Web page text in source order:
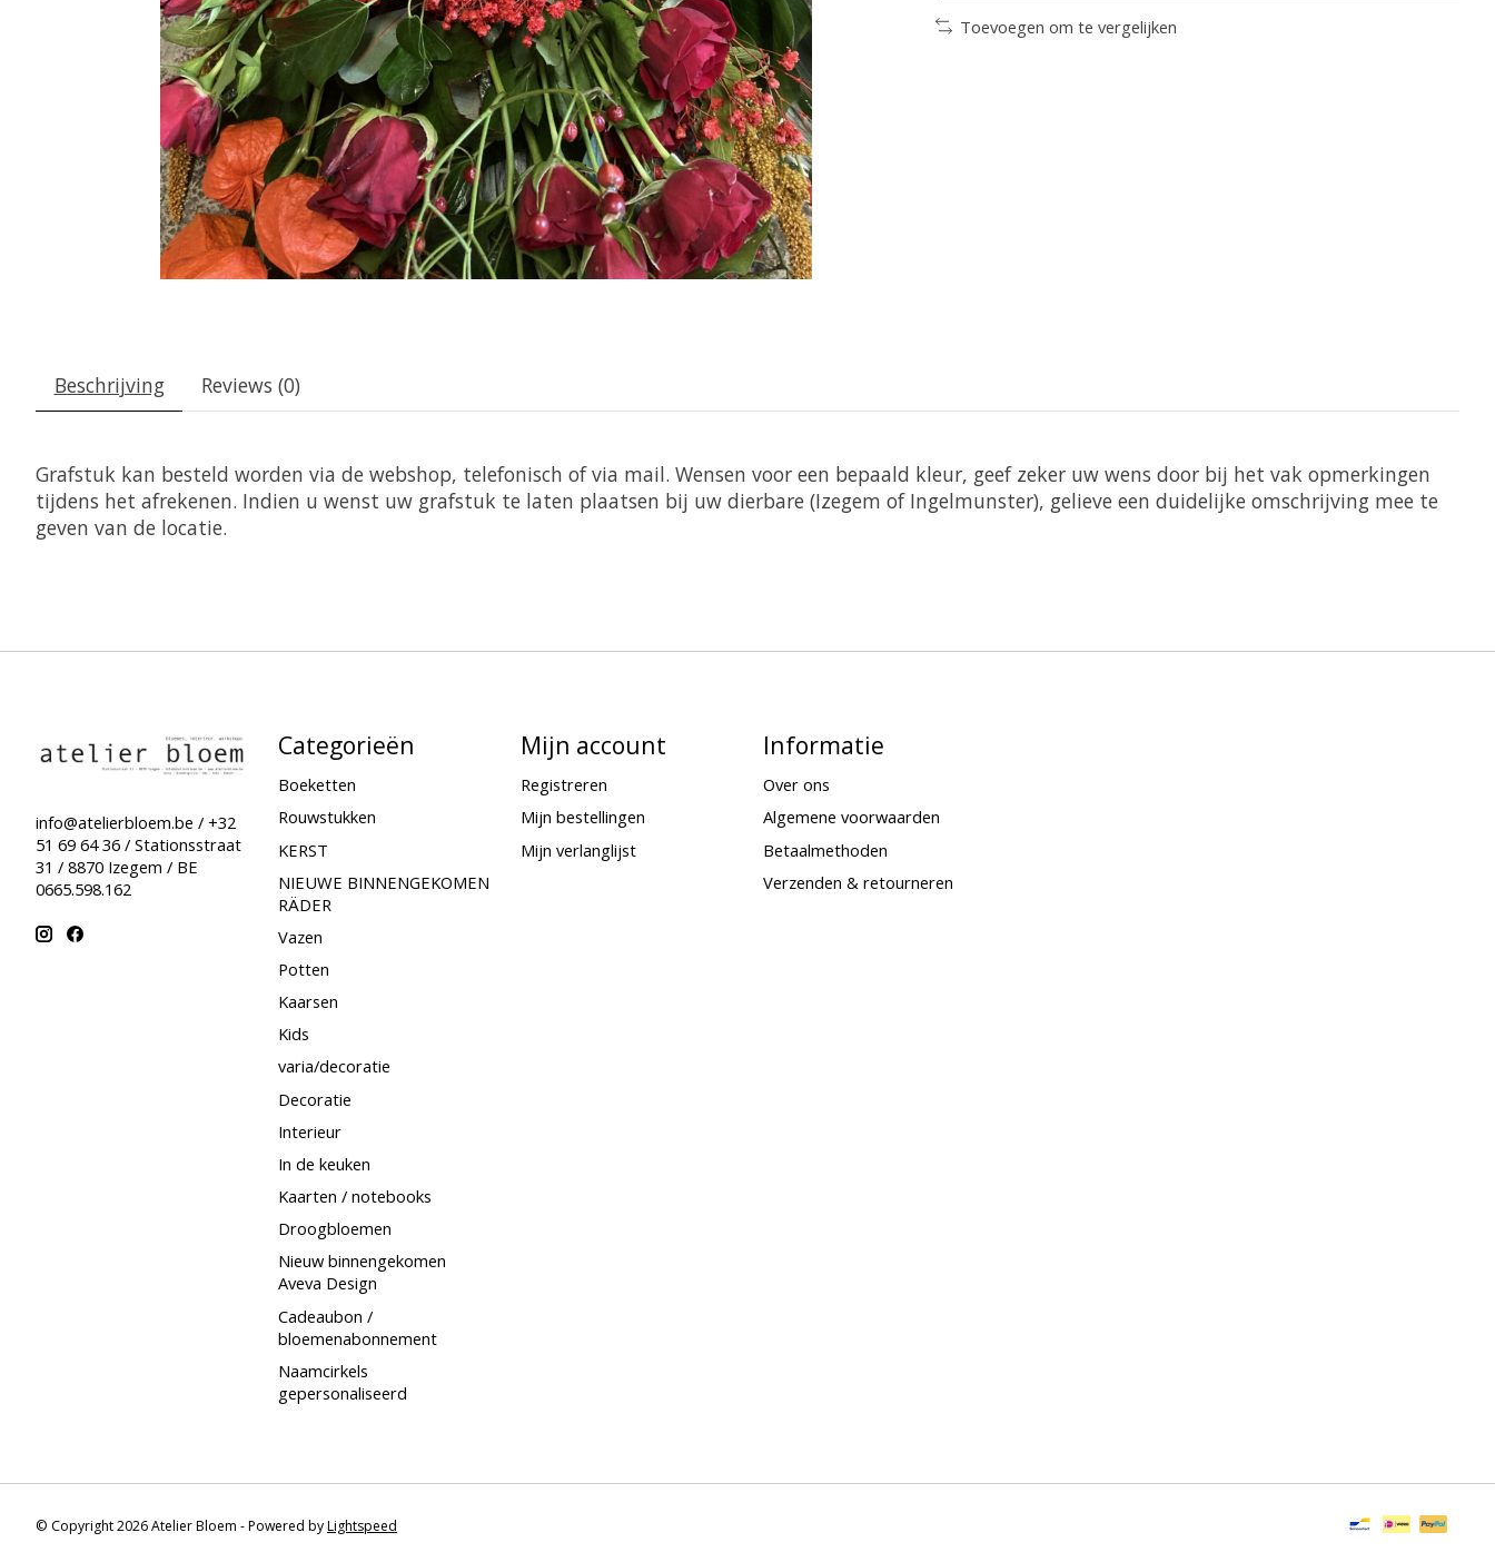
Toevoegen om te vergelijken
Beschrijving Reviews (0)
Grafstuk kan besteld worden via de webshop, telefonisch of via mail. Wensen voor een bepaald kleur, geef zeker uw wens door bij het vak opmerkingen
tijdens het afrekenen. Indien u wenst uw grafstuk te laten plaatsen bij uw dierbare (Izegem of Ingelmunster), gelieve een duidelijke omschrijving mee te
geven van de locatie.
info@atelierbloem.be / +32
51 69 64 36 / Stationsstraat
31 / 8870 Izegem / BE
0665.598.162
Categorieën
Boeketten
Rouwstukken
KERST
NIEUWE BINNENGEKOMEN
RÄDER
Vazen
Potten
Kaarsen
Kids
varia/decoratie
Decoratie
Interieur
In de keuken
Kaarten / notebooks
Droogbloemen
Nieuw binnengekomen
Aveva Design
Cadeaubon /
bloemenabonnement
Naamcirkels
gepersonaliseerd
Mijn account
Registreren
Mijn bestellingen
Mijn verlanglijst
Informatie
Over ons
Algemene voorwaarden
Betaalmethoden
Verzenden & retourneren
© Copyright 2026 Atelier Bloem - Powered byLightspeed